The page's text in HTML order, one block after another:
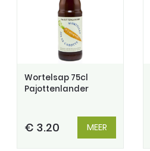
Wortelsap 75cl
Pajottenlander
€ 3.20 MEER